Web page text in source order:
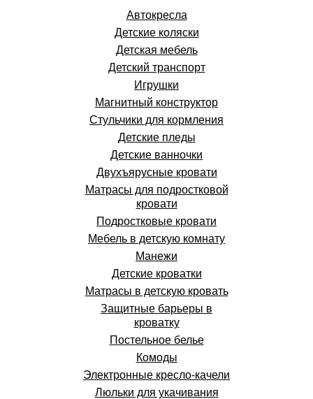
Автокресла
Детские коляски
Детская мебель
Детский транспорт
Игрушки
Магнитный конструктор
Стульчики для кормления
Детские пледы
Детские ванночки
Двухъярусные кровати
Матрасы для подростковой
кровати
Подростковые кровати
Мебель в детскую комнату
Манежи
Детские кроватки
Матрасы в детскую кровать
Защитные барьеры в
кроватку
Постельное белье
Комоды
Электронные кресло-качели
Люльки для укачивания